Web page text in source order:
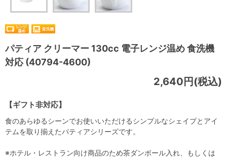
パティア クリーマー 130cc 電子レンジ温め 食洗機
対応 (40794-4600)
【ギフト非対応】
2,640円(税込)
食のあらゆるシーンでお使いいただけるシンプルなシェイプとアイ
テムを取り揃えたパティアシリーズです。
※ホテル・レストラン向け商品のため茶ダンボール入れ、もしくは